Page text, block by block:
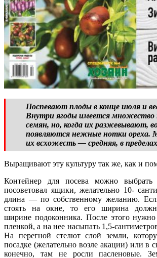
Поспевают плоды в конце июля и
Внутри ягоды имеется множество
семян, но, когда их разжевывают,
появляются нежные нотки ореха.
их всхожесть — средняя, в
Выращивают эту культуру так же, как и
Контейнер для посева можно
посоветовал ящики, желательно 10-
длина — по собственному желанию.
стоять на окне, то его ширина должна
ширине подоконника. После этого нужно
пленкой, а на нее насыпать 1,5-
На перегной стелют слой земли,
посадке (желательно возле акации) или в
конечно, там не росли пасленовые.